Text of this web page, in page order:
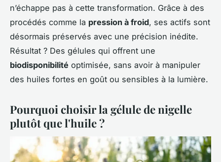
n’échappe pas à cette transformation. Grâce à des
procédés comme la pression à froid, ses actifs sont
désormais préservés avec une précision inédite.
Résultat ? Des gélules qui offrent une
biodisponibilité optimisée, sans avoir à manipuler
des huiles fortes en goût ou sensibles à la lumière.
Pourquoi choisir la gélule de nigelle
plutôt que l'huile ?